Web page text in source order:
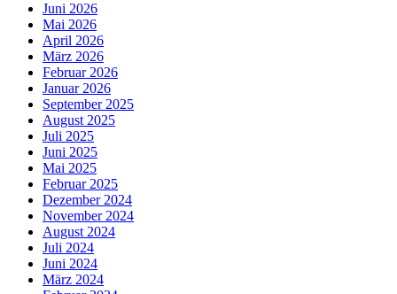
Juni 2026
Mai 2026
April 2026
März 2026
Februar 2026
Januar 2026
September 2025
August 2025
Juli 2025
Juni 2025
Mai 2025
Februar 2025
Dezember 2024
November 2024
August 2024
Juli 2024
Juni 2024
März 2024